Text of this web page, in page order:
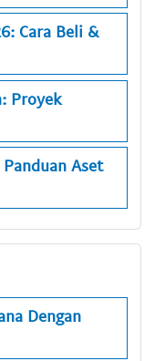
Cara Beli &
Proyek
Aset
Dengan